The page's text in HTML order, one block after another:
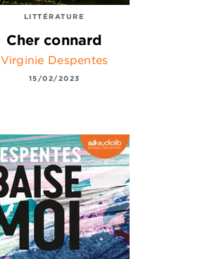
LITTÉRATURE
Cher connard
Virginie Despentes
15/02/2023